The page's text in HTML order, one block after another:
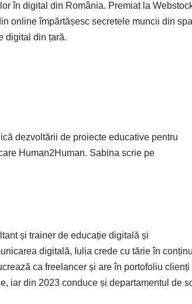
în digital din România. Premiat la
online împărtășesc secretele muncii din
digital din țară.
dezvoltării de proiecte educative pentru
Human2Human. Sabina scrie pe
și trainer de educație digitală și
digitală, Iulia crede cu tărie în
ca freelancer și are în portofoliu clienți
iar din 2023 conduce și departamentul de